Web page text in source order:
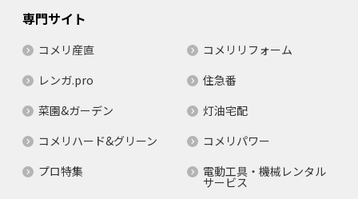
専門サイト
コメリ産直
コメリリフォーム
レンガ.pro
住急番
菜園&ガーデン
灯油宅配
コメリハード&グリーン
コメリパワー
プロ特集
電動工具・機械レンタル
サービス